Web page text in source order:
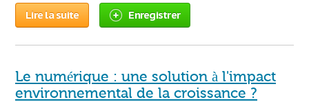
Lire la suite Enregistrer
Le numérique : une solution à l'impact
environnemental de la croissance ?